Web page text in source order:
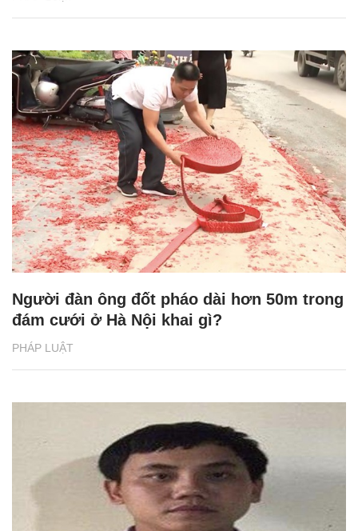
PHÁP LUẬT
Người đàn ông đốt pháo dài hơn 50m trong
đám cưới ở Hà Nội khai gì?